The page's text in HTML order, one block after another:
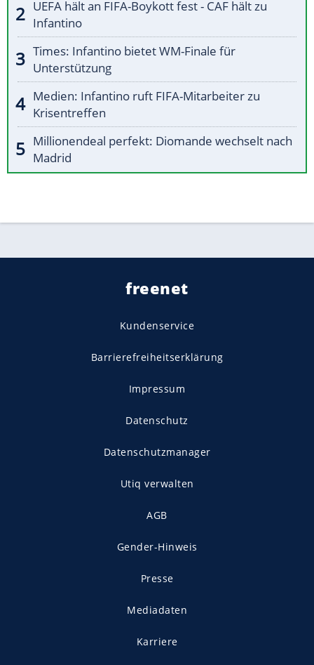
UEFA hält an FIFA-Boykott fest - CAF hält zu
Infantino
Times: Infantino bietet WM-Finale für
Unterstützung
Medien: Infantino ruft FIFA-Mitarbeiter zu
Krisentreffen
Millionendeal perfekt: Diomande wechselt nach
Madrid
freenet
Kundenservice
Barrierefreiheitserklärung
Impressum
Datenschutz
Datenschutzmanager
Utiq verwalten
AGB
Gender-Hinweis
Presse
Mediadaten
Karriere